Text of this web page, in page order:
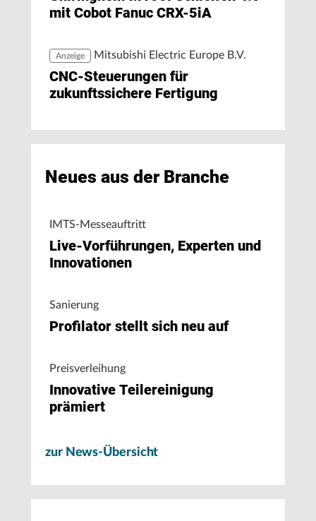
mit Cobot Fanuc CRX-5iA
Anzeige Mitsubishi Electric Europe B.V.
CNC-Steuerungen für
zukunftssichere Fertigung
Neues aus der Branche
IMTS-Messeauftritt
Live-Vorführungen, Experten und
Innovationen
Sanierung
Profilator stellt sich neu auf
Preisverleihung
Innovative Teilereinigung
prämiert
zur News-Übersicht